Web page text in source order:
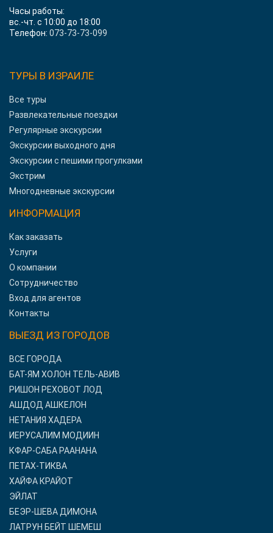
Часы работы:
вс.-чт. с 10:00 до 18:00
Телефон: 073-73-73-099
ТУРЫ В ИЗРАИЛЕ
Все туры
Развлекательные поездки
Регулярные экскурсии
Экскурсии выходного дня
Экскурсии с пешими прогулками
Экстрим
Многодневные экскурсии
ИНФОРМАЦИЯ
Как заказать
Услуги
О компании
Сотрудничество
Вход для агентов
Контакты
ВЫЕЗД ИЗ ГОРОДОВ
ВСЕ ГОРОДА
БАТ-ЯМ ХОЛОН ТЕЛЬ-АВИВ
РИШОН РЕХОВОТ ЛОД
АШДОД АШКЕЛОН
НЕТАНИЯ ХАДЕРА
ИЕРУСАЛИМ МОДИИН
КФАР-САБА РААНАНА
ПЕТАХ-ТИКВА
ХАЙФА КРАЙОТ
ЭЙЛАТ
БЕЭР-ШЕВА ДИМОНА
ЛАТРУН БЕЙТ ШЕМЕШ